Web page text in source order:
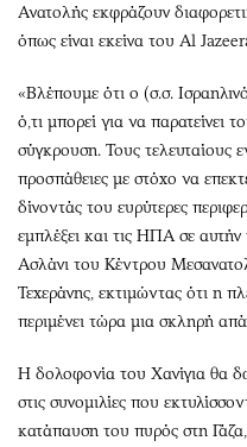
Ανατολής εκφράζουν
όπως είναι εκείνα του Al
«Βλέπουμε ότι ο (σ.σ.
ό,τι μπορεί για να παρατείνει
σύγκρουση. Τους τελευταίους
προσπάθειες με στόχο να
δίνοντάς του ευρύτερες
εμπλέξει και τις ΗΠΑ σε
Ασλάνι του Κέντρου
Τεχεράνης, εκτιμώντας ότι η
περιμένει τώρα μια σκληρή
Η δολοφονία του Χανίγια θα
στις συνομιλίες που
κατάπαυση του πυρός στη